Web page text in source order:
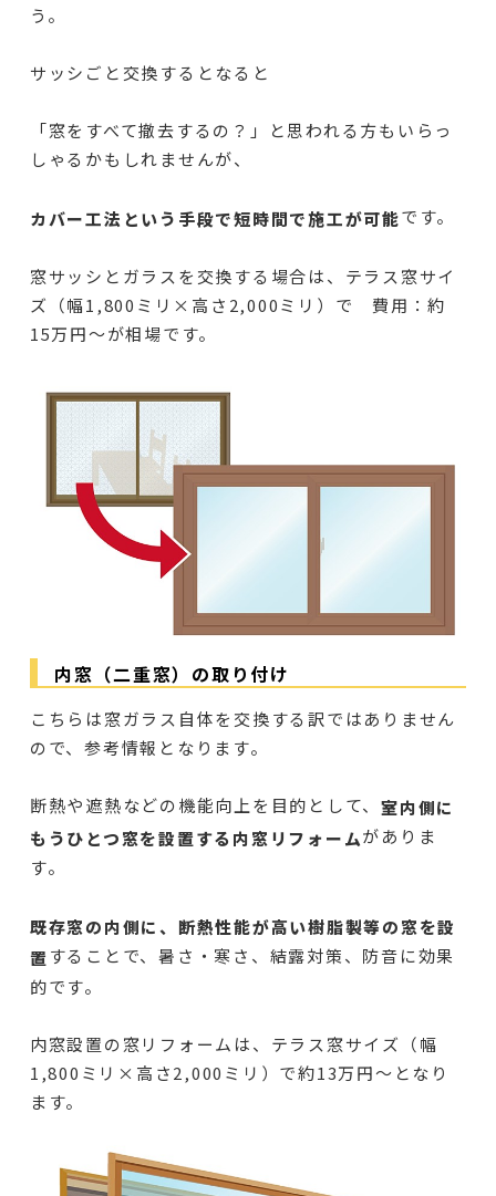
う。
サッシごと交換するとなると
「窓をすべて撤去するの？」と思われる方もいらっ
しゃるかもしれませんが、
カバー工法という手段で短時間で施工が可能です。
窓サッシとガラスを交換する場合は、テラス窓サイ
ズ（幅1,800ミリ×高さ2,000ミリ）で 費用：約
15万円～が相場です。
内窓（二重窓）の取り付け
こちらは窓ガラス自体を交換する訳ではありません
ので、参考情報となります。
断熱や遮熱などの機能向上を目的として、室内側に
もうひとつ窓を設置する内窓リフォームがありま
す。
既存窓の内側に、断熱性能が高い樹脂製等の窓を設
置 することで、暑さ・寒さ、結露対策、防音に効果
的です。
内窓設置の窓リフォームは、テラス窓サイズ（幅
1,800ミリ×高さ2,000ミリ）で約13万円～となり
ます。